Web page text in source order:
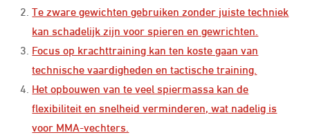
Te zware gewichten gebruiken zonder juiste techniek
kan schadelijk zijn voor spieren en gewrichten.
Focus op krachttraining kan ten koste gaan van
technische vaardigheden en tactische training.
Het opbouwen van te veel spiermassa kan de
flexibiliteit en snelheid verminderen, wat nadelig is
voor MMA-vechters.